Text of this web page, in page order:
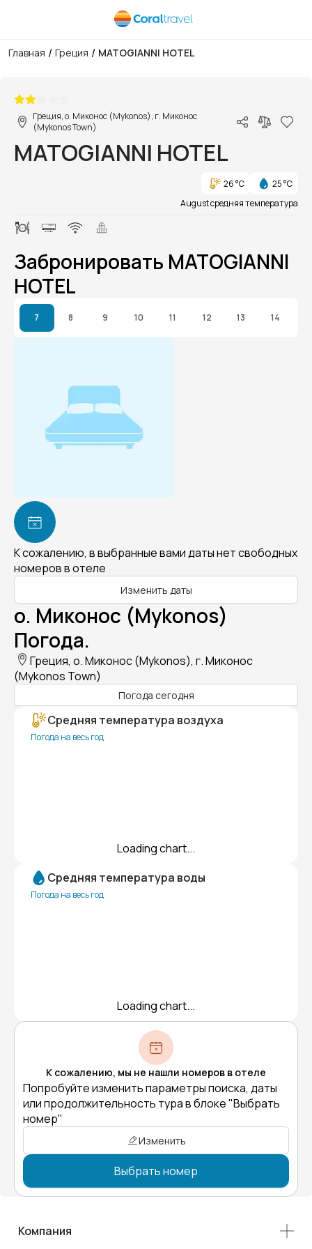
Главная / Греция / MATOGIANNI HOTEL
Греция, о. Миконос (Mykonos), г. Миконос
(Mykonos Town)
MATOGIANNI HOTEL
26 °C
25 °C
August средняя температура
Забронировать MATOGIANNI
HOTEL
7 8 9 10 11 12 13 14
К сожалению, в выбранные вами даты нет свободных
номеров в отеле
Изменить даты
о. Миконос (Mykonos)
Погода.
Греция, о. Миконос (Mykonos), г. Миконос
(Mykonos Town)
Погода сегодня
Средняя температура воздуха
Погода на весь год
Loading chart...
Средняя температура воды
Погода на весь год
Loading chart...
К сожалению, мы не нашли номеров в отеле
Попробуйте изменить параметры поиска, даты
или продолжительность тура в блоке "Выбрать
номер"
Изменить
Выбрать номер
Компания